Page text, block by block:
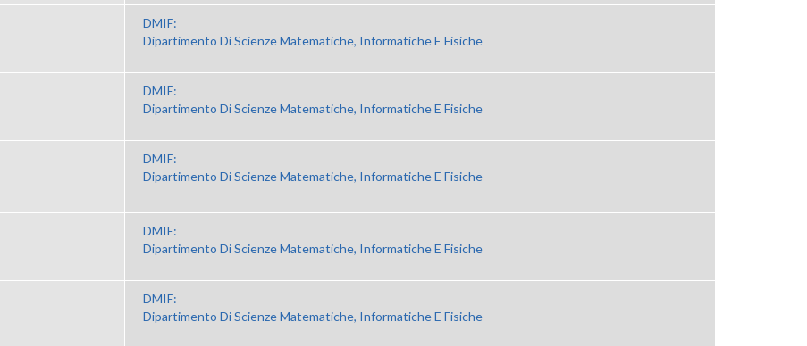
DMIF:
Dipartimento Di Scienze Matematiche, Informatiche E Fisiche
DMIF:
Dipartimento Di Scienze Matematiche, Informatiche E Fisiche
DMIF:
Dipartimento Di Scienze Matematiche, Informatiche E Fisiche
DMIF:
Dipartimento Di Scienze Matematiche, Informatiche E Fisiche
DMIF:
Dipartimento Di Scienze Matematiche, Informatiche E Fisiche